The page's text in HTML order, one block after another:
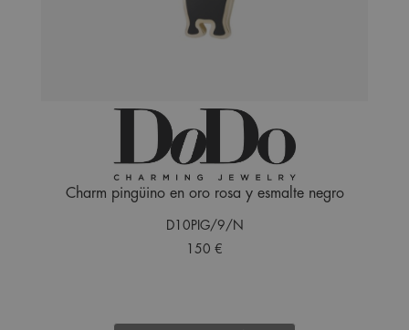
Charm pingüino en oro rosa y esmalte negro
D10PIG/9/N
150 €